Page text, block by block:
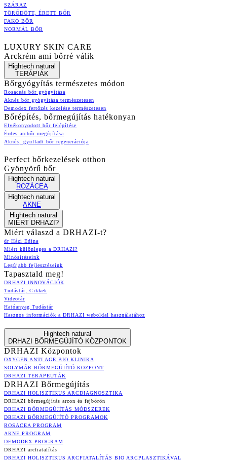
SZÁRAZ
TÖRŐDÖTT, ÉRETT BŐR
FAKÓ BŐR
NORMÁL BŐR
LUXURY SKIN CARE
Arckrém ami bőrré válik
Hightech natural
TERÁPIÁK
Bőrgyógyítás természetes módon
Rosaceás bőr gyógyítása
Aknés bőr gyógyítása természetesen
Demodex fertőzés kezelése természetesen
Bőrépítés, bőrmegújítás hatékonyan
Elvékonyodott bőr felépítése
Érdes arcbőr megújítása
Aknés, gyulladt bőr regenerációja
Perfect bőrkezelések otthon
Gyönyörű bőr
Hightech natural
ROZÁCEA
Hightech natural
AKNE
Hightech natural
MIÉRT DRHAZI?
Miért válaszd a DRHAZI-t?
dr Házi Edina
Miért különleges a DRHAZI?
Minősítéseink
Legújabb fejlesztéseink
Tapasztald meg!
DRHAZI INNOVÁCIÓK
Tudástár, Cikkek
Videotár
Hatóanyag Tudástár
Hasznos információk a DRHAZI weboldal használatához
Hightech natural
DRHAZI BŐRMEGÚJÍTÓ KÖZPONTOK
DRHAZI Központok
OXYGEN ANTI AGE BIO KLINIKA
SOLYMÁR BŐRMEGÚJÍTÓ KÖZPONT
DRHAZI TERAPEUTÁK
DRHAZI Bőrmegújítás
DRHAZI HOLISZTIKUS ARCDIAGNOSZTIKA
DRHAZI bőrmegújítás arcon és fejbőrön
DRHAZI BŐRMEGÚJÍTÁS MÓDSZEREK
DRHAZI BŐRMEGÚJÍTÓ PROGRAMOK
ROSACEA PROGRAM
AKNE PROGRAM
DEMODEX PROGRAM
DRHAZI arcfiatalítás
DRHAZI HOLISZTIKUS ARCFIATALÍTÁS BIO ARCPLASZTIKÁVAL